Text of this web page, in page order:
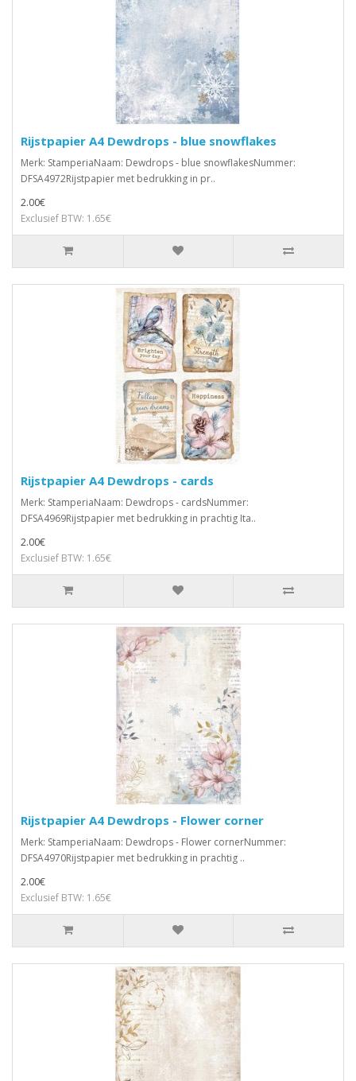
Rijstpapier A4 Dewdrops - blue snowflakes
Merk: StamperiaNaam: Dewdrops - blue snowflakesNummer:
DFSA4972Rijstpapier met bedrukking in pr..
2.00€
Exclusief BTW: 1.65€
Rijstpapier A4 Dewdrops - cards
Merk: StamperiaNaam: Dewdrops - cardsNummer:
DFSA4969Rijstpapier met bedrukking in prachtig Ita..
2.00€
Exclusief BTW: 1.65€
Rijstpapier A4 Dewdrops - Flower corner
Merk: StamperiaNaam: Dewdrops - Flower cornerNummer:
DFSA4970Rijstpapier met bedrukking in prachtig ..
2.00€
Exclusief BTW: 1.65€